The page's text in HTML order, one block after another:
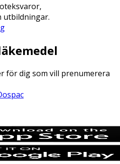
utbildningar.
för dig som vill prenumerera